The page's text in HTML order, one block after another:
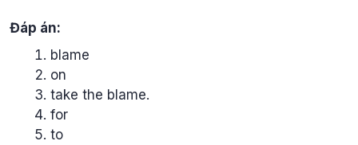
Đáp án:
blame
on
take the blame.
for
to